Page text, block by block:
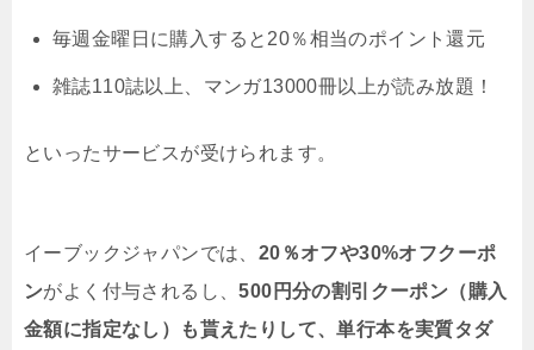
毎週金曜日に購入すると20％相当のポイント還元
雑誌110誌以上、マンガ13000冊以上が読み放題！
といったサービスが受けられます。
イーブックジャパンでは、 20％オフや30%オフクーポ
ンがよく付与されるし、500円分の割引クーポン（購入
金額に指定なし）も貰えたりして、単行本を実質タダ